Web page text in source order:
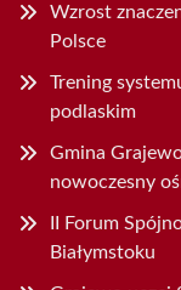
Wzrost
Polsce
Trening
podlaskim
Gmina
nowoczesny
II Forum
Białymstoku